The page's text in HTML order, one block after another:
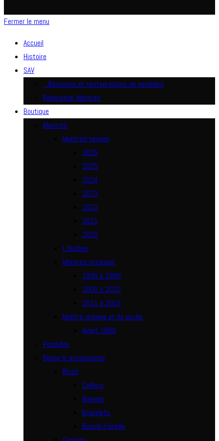
Fermer le menu
Accueil
Histoire
SAV
…Révisions et restaurations de pendules
Réparation Montres
Boutique
Montres
Montres neuves
2026
2025
2024
2023
2022
2021
2020
L’Duchen
Montres occasion
1990 à 1999
2000 à 2010
2011 à 2019
Montre vintage et de poche
Avant 1990
Pendules
Bijoux & accessoires
Blush
Colliers
Bagues
Bracelets
Boucle d’oreille